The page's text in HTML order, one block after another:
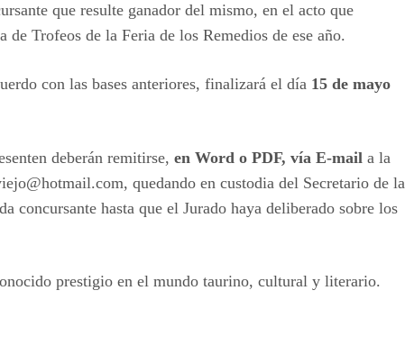
que resulte ganador del mismo, en el acto que
Trofeos de la Feria de los Remedios de ese año.
con las bases anteriores, finalizará el día 15 de mayo
deberán remitirse, en Word o PDF, vía E-mail a la
quedando en custodia del Secretario de la
concursante hasta que el Jurado haya deliberado sobre los
prestigio en el mundo taurino, cultural y literario.